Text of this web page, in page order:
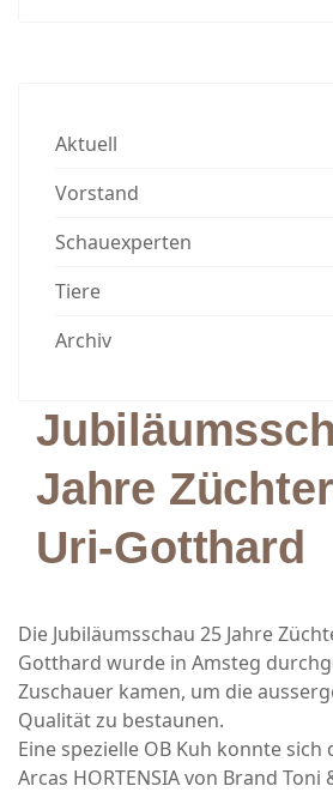
Aktuell
Vorstand
Schauexperten
Tiere
Archiv
Jahre
Uri-Gotthard
Die Jubiläumsschau 25 Jahre
Gotthard wurde in Amsteg
Zuschauer kamen, um die
Qualität zu bestaunen.
Eine spezielle OB Kuh konnte sich
Arcas HORTENSIA von Brand